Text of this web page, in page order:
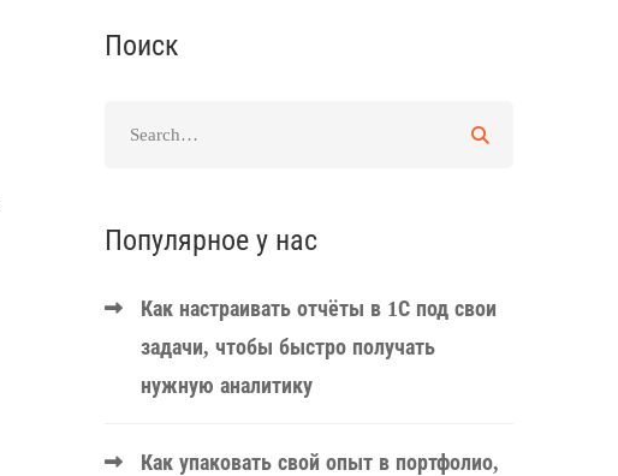
Поиск
Популярное у нас
Как настраивать отчёты в 1С под свои
задачи, чтобы быстро получать
нужную аналитику
Как упаковать свой опыт в портфолио,